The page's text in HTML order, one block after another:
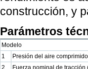
construcción, y
Parámetros
Modelo
1
Presión del aire
2
Fuerza nominal de tracción